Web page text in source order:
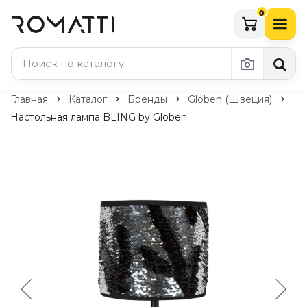
0
Каталог Romatti
Свет и освещение
Потолочные светильники
Бра и настенные светильники
Настольные лампы
Уличное освещение
Комплектующие
Главная Каталог Бренды
Globen (Швеция)
Настольная лампа BLING by Globen